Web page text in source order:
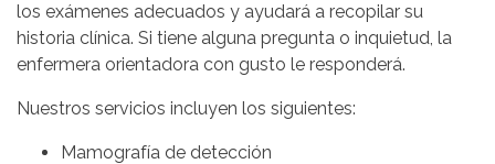
los exámenes adecuados y ayudará a recopilar su
historia clínica. Si tiene alguna pregunta o inquietud, la
enfermera orientadora con gusto le responderá.
Nuestros servicios incluyen los siguientes:
Mamografía de detección